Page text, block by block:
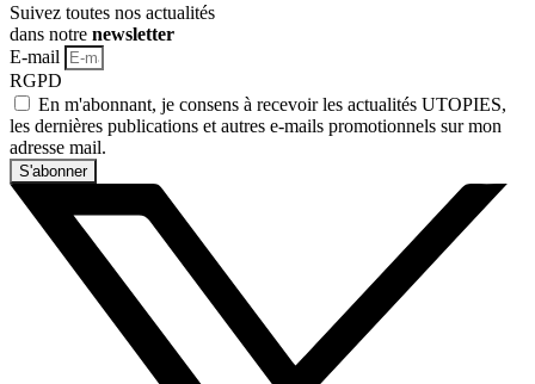
Suivez toutes nos actualités
dans notre newsletter
E-mail
RGPD
En m'abonnant, je consens à recevoir les actualités UTOPIES,
les dernières publications et autres e-mails promotionnels sur mon
adresse mail.
S'abonner